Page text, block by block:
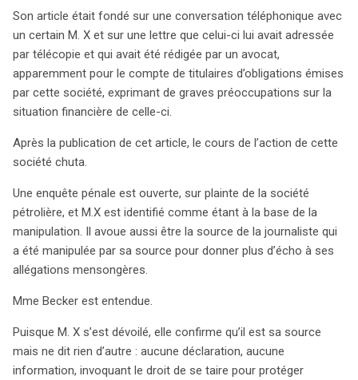
pénale est ouverte, exposant M. X comme manipulateur.
Malgré son identification, Becker refuse de témoigner,
invoquant la protection de ses sources, ce qui lui vaut
une amende et une condamnation par la Cour suprême
norvégienne. C’est alors que l’affaire atteint la Cour
européenne des droits de l’homme (CEDH). Le 5 octobre
Bien que M. X ait été condamné pour son délit, la Cour
souligne que le comportement de la source ne devrait
journalistique. Le témoignage de Becker n’a pas été
déterminant pour l’enquête, et son refus de témoigner
n’a entravé le procès. Ainsi, la Cour conclut à une
violation de l’article 10 de la convention européenne,
confirmant que la protection des sources journalistiques
est essentielle, même lorsque la source est révélée.
d’expression et la nécessité de préserver l’intégrité du
journalisme face aux pressions judiciaires.
Son article était fondé sur une conversation téléphonique avec
un certain M. X et sur une lettre que celui-ci lui avait adressée
par télécopie et qui avait été rédigée par un avocat,
apparemment pour le compte de titulaires d’obligations émises
par cette société, exprimant de graves préoccupations sur la
situation financière de celle-ci.
Après la publication de cet article, le cours de l’action de cette
société chuta.
Une enquête pénale est ouverte, sur plainte de la société
pétrolière, et M.X est identifié comme étant à la base de la
manipulation. Il avoue aussi être la source de la journaliste qui
a été manipulée par sa source pour donner plus d’écho à ses
allégations mensongères.
Mme Becker est entendue.
Puisque M. X s’est dévoilé, elle confirme qu’il est sa source
mais ne dit rien d’autre : aucune déclaration, aucune
information, invoquant le droit de se taire pour protéger